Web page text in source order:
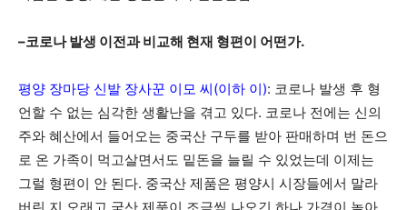
–코로나 발생 이전과 비교해 현재 형편이 어떤가.
평양 장마당 신발 장사꾼 이모 씨(이하 이): 코로나 발생 후 형
언할 수 없는 심각한 생활난을 겪고 있다. 코로나 전에는 신의
주와 혜산에서 들어오는 중국산 구두를 받아 판매하며 번 돈으
로 온 가족이 먹고살면서도 밑돈을 늘릴 수 있었는데 이제는
그럴 형편이 안 된다. 중국산 제품은 평양시 시장들에서 말라